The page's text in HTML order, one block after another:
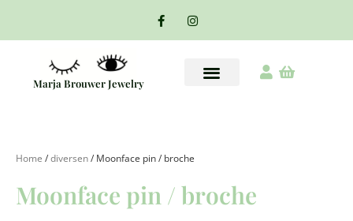
Marja Brouwer Jewelry
Home /diversen/ Moonface pin / broche
Moonface pin / broche